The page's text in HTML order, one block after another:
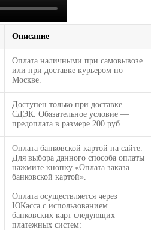
Описание
Оплата наличными при самовывозе
или при доставке курьером по
Москве.
Доступен только при доставке
СДЭК. Обязательное условие —
предоплата в размере 200 руб.
Оплата банковской картой на сайте.
Для выбора данного способа оплаты
нажмите кнопку «Оплата заказа
банковской картой».
Оплата осуществляется через
ЮКасса с использованием
банковских карт следующих
платежных систем: